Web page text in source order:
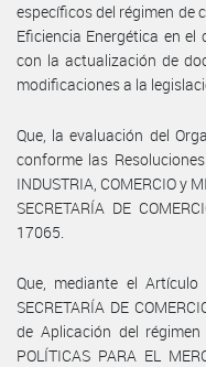
específicos del régimen de
Eficiencia Energética en
con la actualización de
modificaciones a la
Que, la evaluación del
conforme las
INDUSTRIA, COMERCIO y
SECRETARÍA DE
17065.
Que, mediante el
SECRETARÍA DE
de Aplicación del régimen
POLÍTICAS PARA EL